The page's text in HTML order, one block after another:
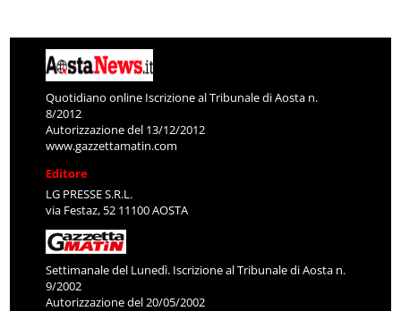
Quotidiano online Iscrizione al Tribunale di Aosta n.
8/2012
Autorizzazione del 13/12/2012
www.gazzettamatin.com
Editore
LG PRESSE S.R.L.
via Festaz, 52 11100 AOSTA
Settimanale del Lunedì. Iscrizione al Tribunale di Aosta n.
9/2002
Autorizzazione del 20/05/2002